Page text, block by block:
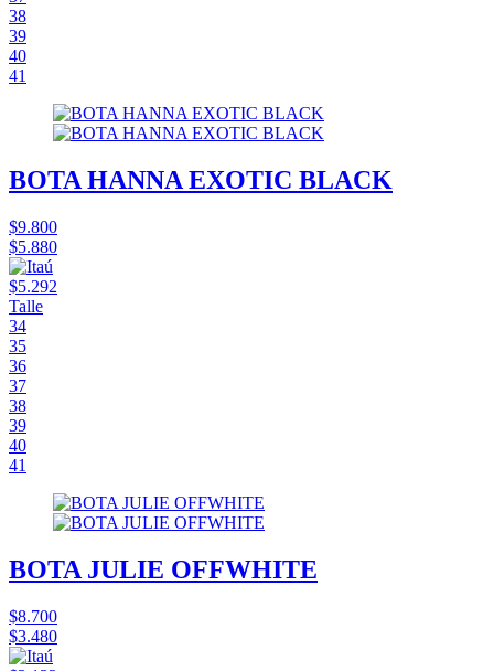
38
39
40
41
BOTA HANNA EXOTIC BLACK
$9.800
$5.880
$5.292
Talle
34
35
36
37
38
39
40
41
BOTA JULIE OFFWHITE
$8.700
$3.480